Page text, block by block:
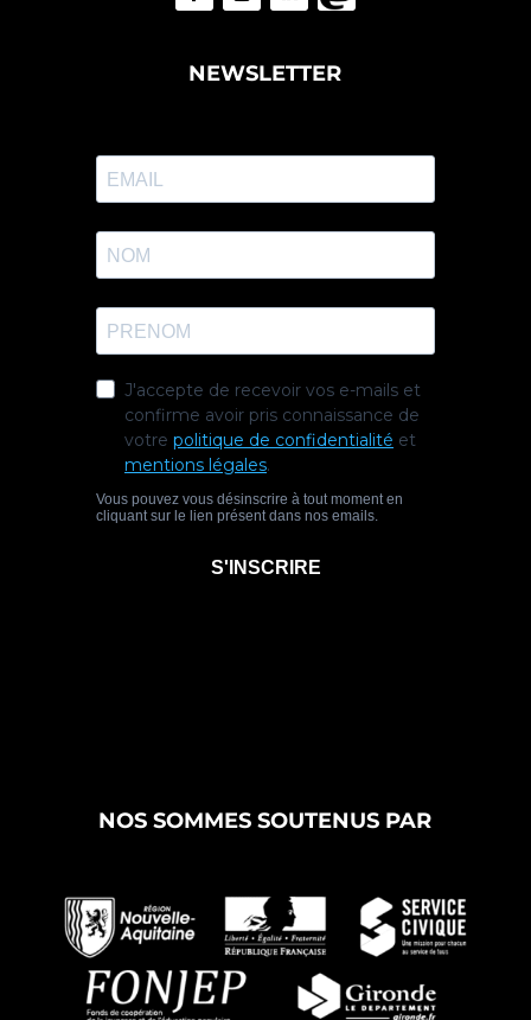
NEWSLETTER
NOS SOMMES SOUTENUS PAR